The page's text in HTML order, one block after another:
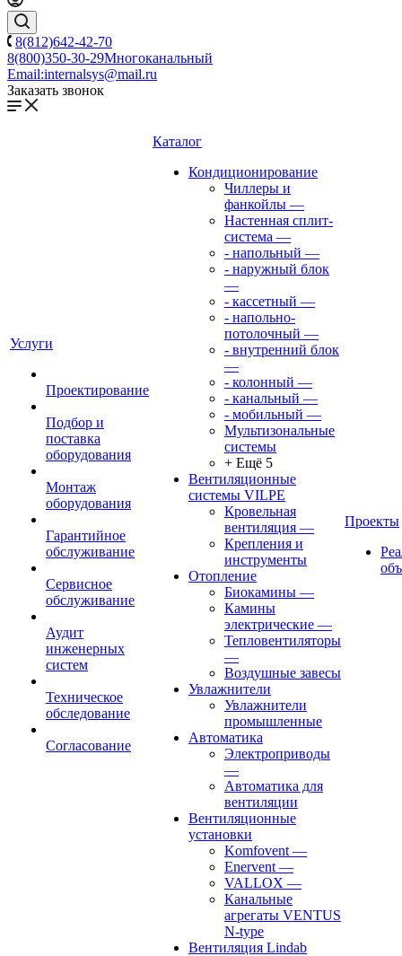
8(812)642-42-70
8(800)350-30-29Многоканальный
Email:internalsys@mail.ru
Заказать звонок
Услуги
Проектирование
Подбор и
поставка
оборудования
Монтаж
оборудования
Гарантийное
обслуживание
Сервисное
обслуживание
Аудит
инженерных
систем
Техническое
обследование
Согласование
Каталог
Кондиционирование
Чиллеры и
фанкойлы —
Настенная сплит-
система —
- напольный —
- наружный блок
—
- кассетный —
- напольно-
потолочный —
- внутренний блок
—
- колонный —
- канальный —
- мобильный —
Мультизональные
системы
+ Ещё 5
Вентиляционные
системы VILPE
Кровельная
вентиляция —
Крепления и
инструменты
Отопление
Биокамины —
Камины
электрические —
Тепловентиляторы
—
Воздушные завесы
Увлажнители
Увлажнители
промышленные
Автоматика
Электроприводы
—
Автоматика для
вентиляции
Вентиляционные
установки
Komfovent —
Enervent —
VALLOX —
Канальные
агрегаты VENTUS
N-type
Вентиляция Lindab
Проекты